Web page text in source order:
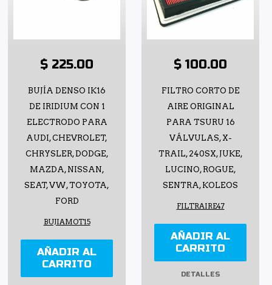
$ 225.00
BUJÍA DENSO IK16
DE IRIDIUM CON 1
ELECTRODO PARA
AUDI, CHEVROLET,
CHRYSLER, DODGE,
MAZDA, NISSAN,
SEAT, VW, TOYOTA,
FORD
BUJIAMOT15
AÑADIR AL
CARRITO
$ 100.00
FILTRO CORTO DE
AIRE ORIGINAL
PARA TSURU 16
VÁLVULAS, X-
TRAIL, 240SX, JUKE,
LUCINO, ROGUE,
SENTRA, KOLEOS
FILTRAIRE47
AÑADIR AL
CARRITO
DETALLES